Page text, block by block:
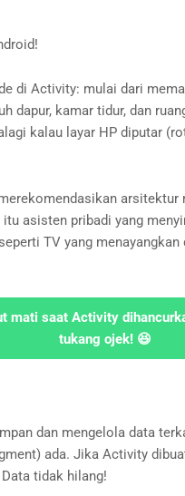
di Activity: mulai dari
dapur, kamar tidur, dan
kalau layar HP diputar
arsitektur
asisten pribadi yang
TV yang
mati saat Activity
tukang ojek! 😆
dan mengelola data
ada. Jika Activity
tidak hilang!